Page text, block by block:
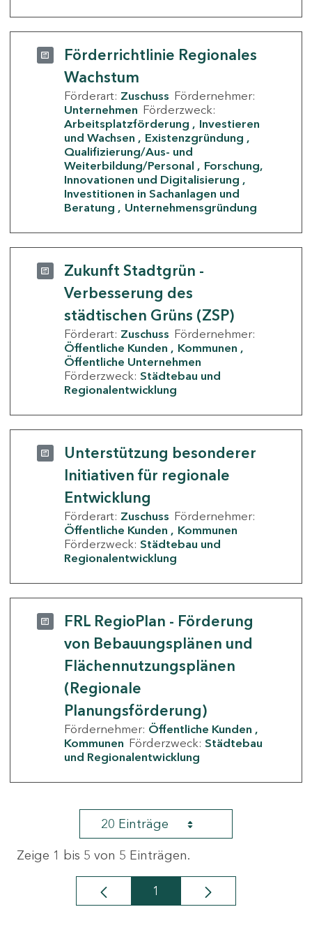
Förderrichtlinie Regionales
Wachstum
Förderart: Zuschuss Fördernehmer:
Unternehmen Förderzweck:
Arbeitsplatzförderung
Investieren
und Wachsen
Existenzgründung
Qualifizierung/Aus- und
Weiterbildung/Personal
Forschung,
Innovationen und Digitalisierung
Investitionen in Sachanlagen und
Beratung
Unternehmensgründung
Zukunft Stadtgrün -
Verbesserung des
städtischen Grüns (ZSP)
Förderart: Zuschuss Fördernehmer:
Öffentliche Kunden
Kommunen
Öffentliche Unternehmen
Förderzweck: Städtebau und
Regionalentwicklung
Unterstützung besonderer
Initiativen für regionale
Entwicklung
Förderart: Zuschuss Fördernehmer:
Öffentliche Kunden
Kommunen
Förderzweck: Städtebau und
Regionalentwicklung
FRL RegioPlan - Förderung
von Bebauungsplänen und
Flächennutzungsplänen
(Regionale
Planungsförderung)
Fördernehmer: Öffentliche Kunden
Kommunen Förderzweck: Städtebau
und Regionalentwicklung
20 Einträge
Zeige 1 bis 5 von 5 Einträgen.
Seite
1